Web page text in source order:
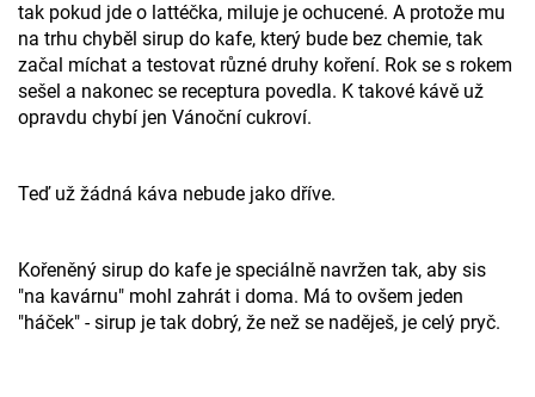
tak pokud jde o lattéčka, miluje je ochucené. A protože mu
na trhu chyběl sirup do kafe, který bude bez chemie, tak
začal míchat a testovat různé druhy koření. Rok se s rokem
sešel a nakonec se receptura povedla. K takové kávě už
opravdu chybí jen Vánoční cukroví.
Teď už žádná káva nebude jako dříve.
Kořeněný sirup do kafe je speciálně navržen tak, aby sis
"na kavárnu" mohl zahrát i doma. Má to ovšem jeden
"háček" - sirup je tak dobrý, že než se naděješ, je celý pryč.
Hledat
D
p
o